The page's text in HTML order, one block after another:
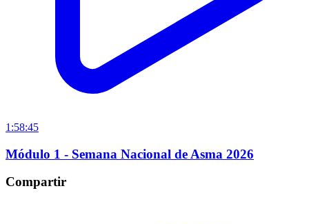
1:58:45
Módulo 1 - Semana Nacional de Asma 2026
Compartir